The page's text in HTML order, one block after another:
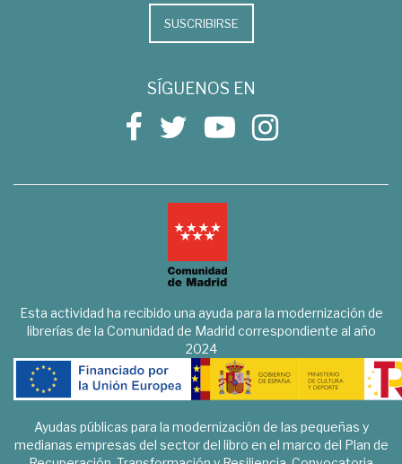
SUSCRIBIRSE
SÍGUENOS EN
Esta actividad ha recibido una ayuda para la modernización de
librerías de la Comunidad de Madrid correspondiente al año
2024
Ayudas públicas para la modernización de las pequeñas y
medianas empresas del sector del libro en el marco del Plan de